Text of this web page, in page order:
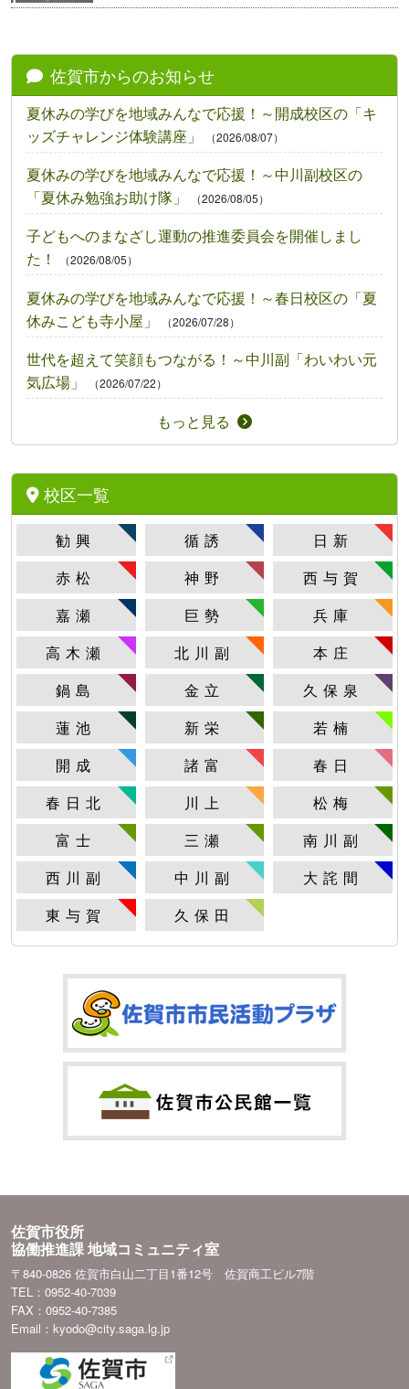
佐賀市からのお知らせ
夏休みの学びを地域みんなで応援！～開成校区の「キ
ッズチャレンジ体験講座」
（2026/08/07）
夏休みの学びを地域みんなで応援！～中川副校区の
「夏休み勉強お助け隊」
（2026/08/05）
子どもへのまなざし運動の推進委員会を開催しまし
た！
（2026/08/05）
夏休みの学びを地域みんなで応援！～春日校区の「夏
休みこども寺小屋」
（2026/07/28）
世代を超えて笑顔もつながる！～中川副「わいわい元
気広場」
（2026/07/22）
もっと見る
校区一覧
勧興 循誘
日新
赤松
神野
西与賀
嘉瀬
巨勢
兵庫
高木瀬
北川副
本庄
鍋島
金立
久保泉
蓮池
新栄
若楠
開成
諸富
春日
春日北
川上
松梅
富士
三瀬
南川副
西川副
中川副
大詫間
東与賀
久保田
佐賀市役所
協働推進課 地域コミュニティ室
〒840-0826 佐賀市白山二丁目1番12号 佐賀商工ビル7階
TEL：0952-40-7039
FAX：0952-40-7385
Email：kyodo@city.saga.lg.jp